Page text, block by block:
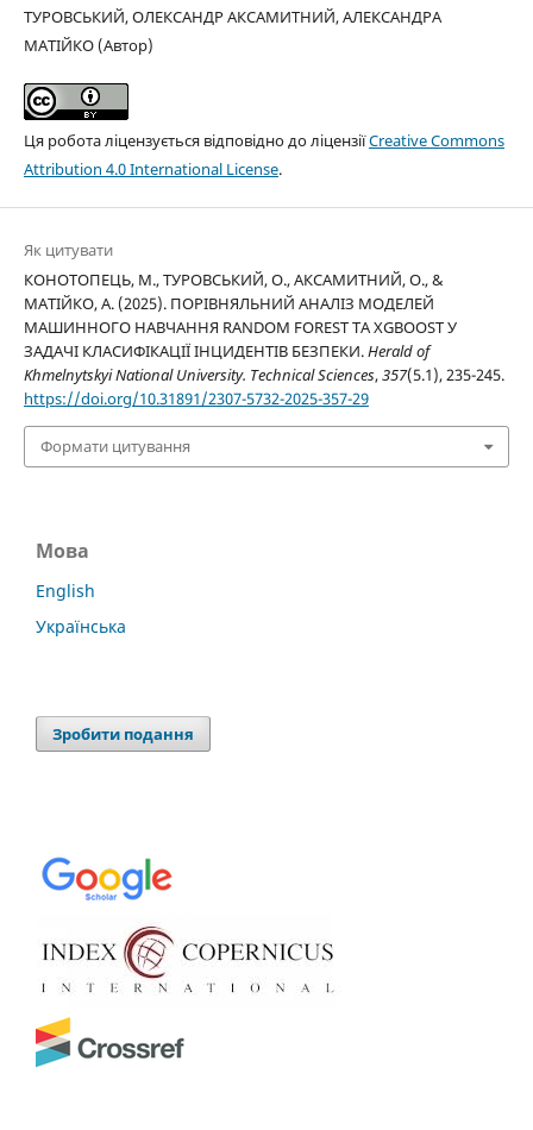
ТУРОВСЬКИЙ, ОЛЕКСАНДР АКСАМИТНИЙ, АЛЕКСАНДРА
МАТІЙКО (Автор)
Ця робота ліцензується відповідно до ліцензіїCreative Commons
Attribution 4.0 International License.
Як цитувати
КОНОТОПЕЦЬ, М., ТУРОВСЬКИЙ, О., АКСАМИТНИЙ, О., &
МАТІЙКО, А. (2025). ПОРІВНЯЛЬНИЙ АНАЛІЗ МОДЕЛЕЙ
МАШИННОГО НАВЧАННЯ RANDOM FOREST ТА XGBOOST У
ЗАДАЧІ КЛАСИФІКАЦІЇ ІНЦИДЕНТІВ БЕЗПЕКИ.Herald of
Khmelnytskyi National University. Technical Sciences,357(5.1), 235-245.
https://doi.org/10.31891/2307-5732-2025-357-29
Формати цитування
Мова
English
Українська
Зробити подання